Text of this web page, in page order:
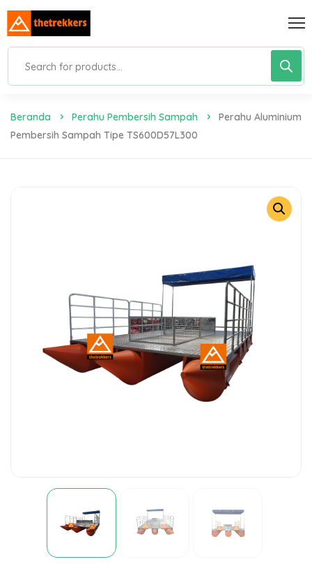
Beranda Perahu Pembersih Sampah
Perahu Aluminium
Pembersih Sampah Tipe TS600D57L300